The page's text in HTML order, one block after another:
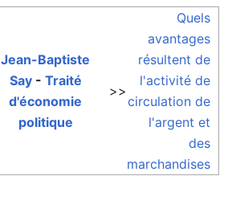
Jean-Baptiste
Say- Traité
d'économie
politique
>>
Quels
avantages
résultent de
l'activité de
circulation de
l'argent et
des
marchandises